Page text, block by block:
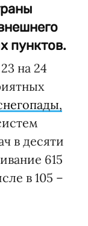
пунктов.
на 24
в десяти
615
в 105 –